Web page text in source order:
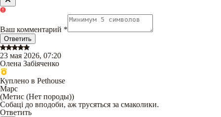
Ваш комментарий *
Ответить
23 мая 2026, 07:20
Олена Забіяченко
Куплено в Pethouse
Марс
(Метис (Нет породы))
Собаці до вподоби, аж трусяться за смаколики.
Ответить